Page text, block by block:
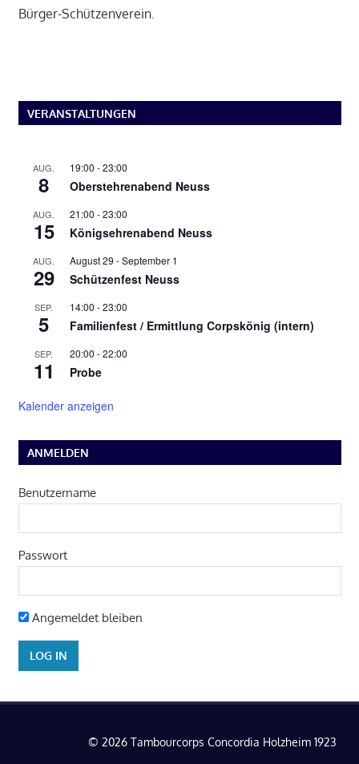
Bürger-Schützenverein.
VERANSTALTUNGEN
AUG.
8
19:00 -23:00
Oberstehrenabend Neuss
AUG.
15
21:00 -23:00
Königsehrenabend Neuss
AUG.
29
August 29 -September 1
Schützenfest Neuss
SEP.
5
14:00 -23:00
Familienfest / Ermittlung Corpskönig (intern)
SEP.
11
20:00 -22:00
Probe
Kalender anzeigen
ANMELDEN
Benutzername
Passwort
Angemeldet bleiben
© 2026 Tambourcorps Concordia Holzheim 1923